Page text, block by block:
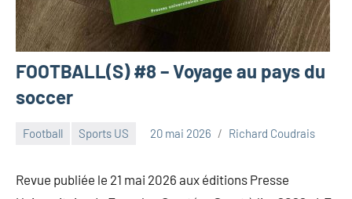
FOOTBALL(S) #8 – Voyage au pays du
soccer
Football Sports US 20 mai 2026 Richard Coudrais
Revue publiée le 21 mai 2026 aux éditions Presse